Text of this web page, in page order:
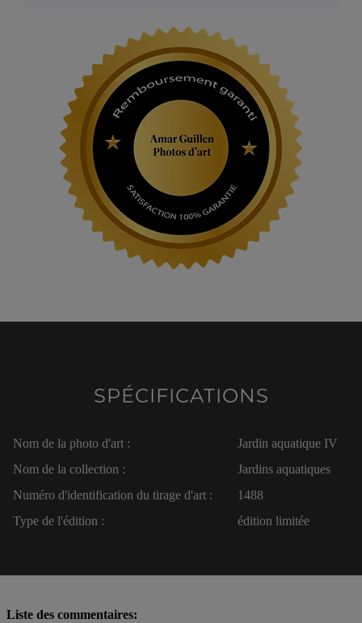
SPÉCIFICATIONS
Nom de la photo d'art :
Jardin aquatique IV
Nom de la collection :
Jardins aquatiques
Numéro d'identification du tirage d'art :
1488
Type de l'édition :
édition limitée
Liste des commentaires: